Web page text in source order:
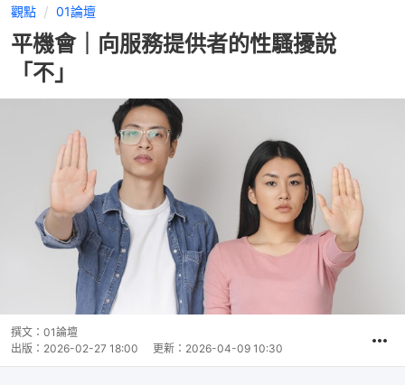
觀點 01論壇
平機會｜向服務提供者的性騷擾說
「不」
撰文： 01論壇
出版： 2026-02-27 18:00 更新： 2026-04-09 10:30